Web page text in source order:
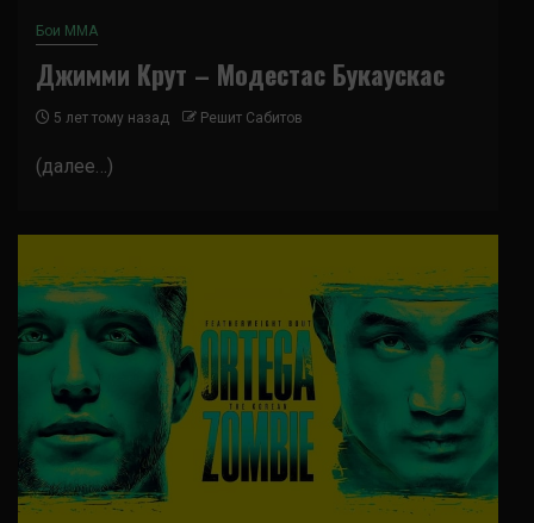
Бои ММА
Джимми Крут – Модестас Букаускас
5 лет тому назад Решит Сабитов
(далее…)